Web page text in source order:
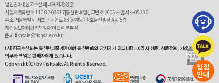
법인명:(사)한국수산회|대표자:정영훈
사업자등록번호 110-82-03917|통신판매업신고번호 2005-서울서초-05336
주소:서울특별시 서초구 논현로 83(양재동) 삼호물산빌딩 A동 5층
개인정보처리관리책임자:이은석 본부장
문의:fishsale@fishsale.co.kr
(사)한국수산회는 통신판매중개자이며 통신판매의 당사자가 아닙니다. 따라서 상품, 상품정보, 거래에 관한
의무와 책임은 판매자에게 있습니다.
Copyright(C) by Fishsale. All Rights Rserved.